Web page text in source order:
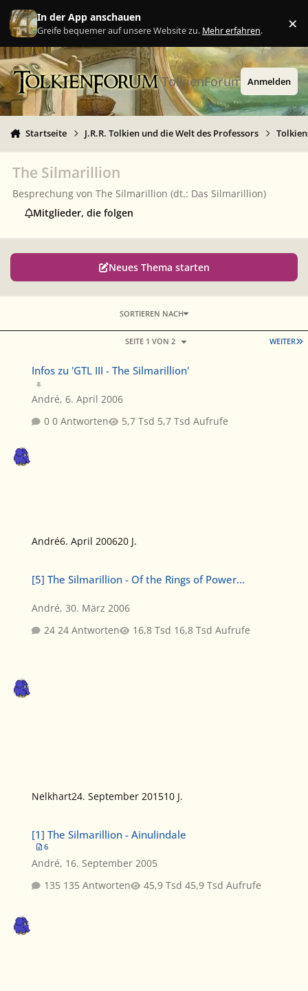
Zu Inhalt springen
In der App anschauen
Greife bequemer auf unsere Website zu. Mehr erfahren. ×
TolkienForum Anmelden
Startseite J.R.R. Tolkien und die Welt des Professors
The Silmarillion
Besprechung vonThe Silmarillion (dt.: Das Silmarillion)
Mitglieder, die folgen
Neues Thema starten
WEITER
SEITE 1 VON 2
SORTIEREN NACH
Infos zu 'GTL III - The Silmarillion'
André,6. April 2006
0 Antworten
5,7 Tsd Aufrufe
André6. April 200620 J.
[5] The Silmarillion - Of the Rings of Power...
André,30. März 2006
24 Antworten
16,8 Tsd Aufrufe
Nelkhart24. September 201510 J.
[1] The Silmarillion - Ainulindale
6
André, 16. September 2005
135 Antworten
45,9 Tsd Aufrufe